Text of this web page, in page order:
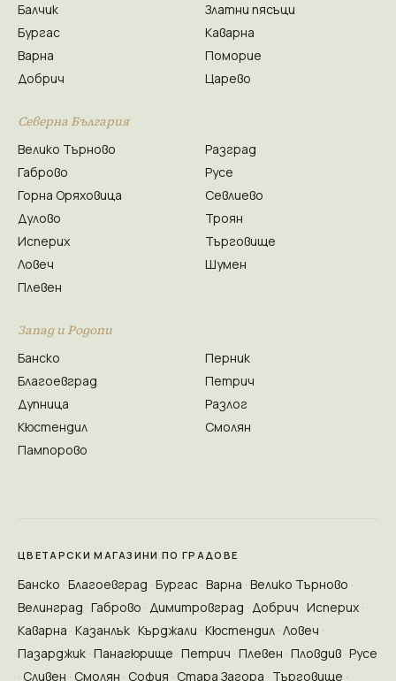
Балчик
Бургас
Варна
Добрич
Златни пясъци
Каварна
Поморие
Царево
Северна България
Велико Търново
Габрово
Горна Оряховица
Дулово
Исперих
Ловеч
Плевен
Разград
Русе
Севлиево
Троян
Търговище
Шумен
Запад и Родопи
Банско
Благоевград
Дупница
Кюстендил
Пампорово
Перник
Петрич
Разлог
Смолян
ЦВЕТАРСКИ МАГАЗИНИ ПО ГРАДОВЕ
Банско Благоевград Бургас Варна Велико Търново
Велинград Габрово Димитровград Добрич Исперих
Каварна Казанлък Кърджали Кюстендил Ловеч
Пазарджик Панагюрище Петрич Плевен Пловдив Русе
Сливен Смолян София Стара Загора Търговище